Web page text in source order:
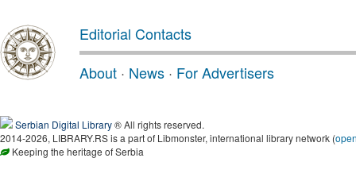
Editorial Contacts
About · News · For Advertisers
Serbian Digital Library® All rights reserved.
2014-2026, LIBRARY.RS is a part of Libmonster, international library network (
Keeping the heritage of Serbia